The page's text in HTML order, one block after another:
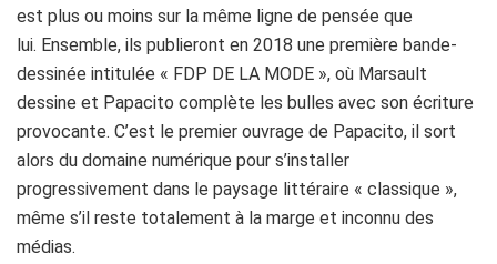
est plus ou moins sur la même ligne de pensée que
lui. Ensemble, ils publieront en 2018 une première bande-
dessinée intitulée « FDP DE LA MODE », où Marsault
dessine et Papacito complète les bulles avec son écriture
provocante. C’est le premier ouvrage de Papacito, il sort
alors du domaine numérique pour s’installer
progressivement dans le paysage littéraire « classique »,
même s’il reste totalement à la marge et inconnu des
médias.